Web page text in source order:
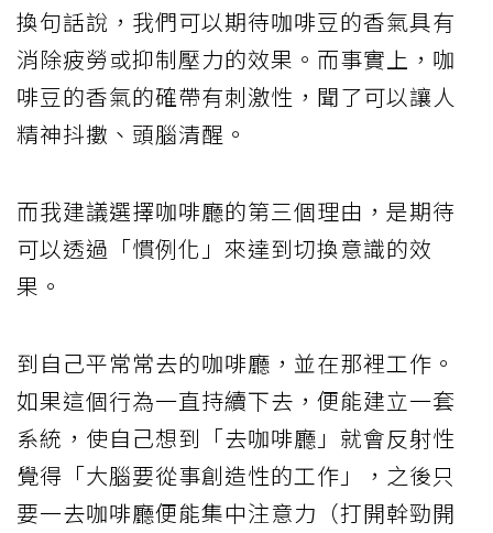
換句話說，我們可以期待咖啡豆的香氣具有
消除疲勞或抑制壓力的效果。而事實上，咖
啡豆的香氣的確帶有刺激性，聞了可以讓人
精神抖擻、頭腦清醒。
而我建議選擇咖啡廳的第三個理由，是期待
可以透過「慣例化」來達到切換意識的效
果。
到自己平常常去的咖啡廳，並在那裡工作。
如果這個行為一直持續下去，便能建立一套
系統，使自己想到「去咖啡廳」就會反射性
覺得「大腦要從事創造性的工作」，之後只
要一去咖啡廳便能集中注意力（打開幹勁開